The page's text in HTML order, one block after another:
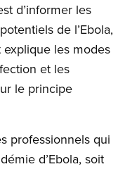
d’informer les
de l’Ebola,
les modes
et les
le principe
professionnels qui
d’Ebola, soit